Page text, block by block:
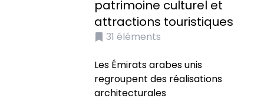
patrimoine culturel et
attractions touristiques
31 éléments
Les Émirats arabes unis
regroupent des réalisations
architecturales